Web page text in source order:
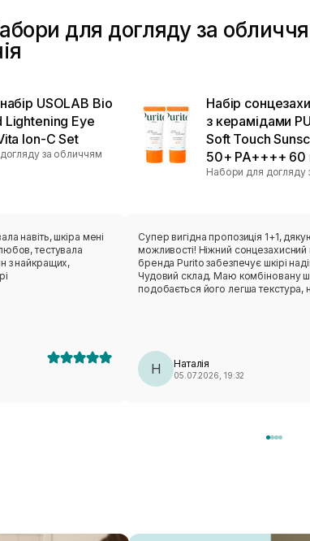
для догляду за
USOLAB Bio
Lightening Eye
Ion-C Set
за обличчям
навіть, шкіра мені
тестувала
з найкращих,
Набір
з керамідами
Soft Touch
50+ PA++++
Набори для догляду
Супер вигідна пропозиція 1+1,
можливості! Ніжний сонцезахисний
бренда Purito забезпечує шкірі
Чудовий склад. Маю комбіновану
подобається його легша текстура,
Н Наталія
05.07.2026, 19:32